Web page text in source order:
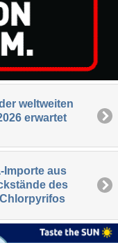
weltweiten
erwartet
Importe aus
des